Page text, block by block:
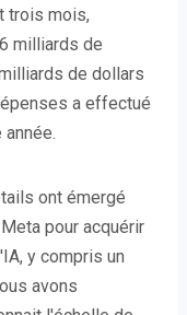
trois mois,
milliards de
de dollars
a effectué
ont émergé
pour acquérir
y compris un
avons